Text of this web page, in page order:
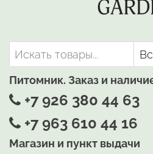
Bozin-Garden |
Питомник. Заказ и
+7 926 380 44 63
+7 963 610 44 16
Магазин и пункт выдачи